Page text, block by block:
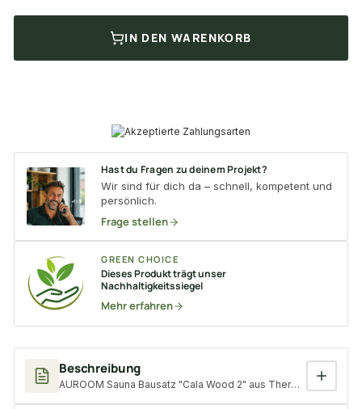
Beschreibung
AUROOM Sauna Bausatz "Cala Wood 2" aus Thermoespe,
IN DEN WARENKORB
Hast du Fragen zu deinem Projekt?
Wir sind für dich da – schnell, kompetent und
persönlich.
Frage stellen
GREEN CHOICE
Dieses Produkt trägt unser
Nachhaltigkeitssiegel
Mehr erfahren